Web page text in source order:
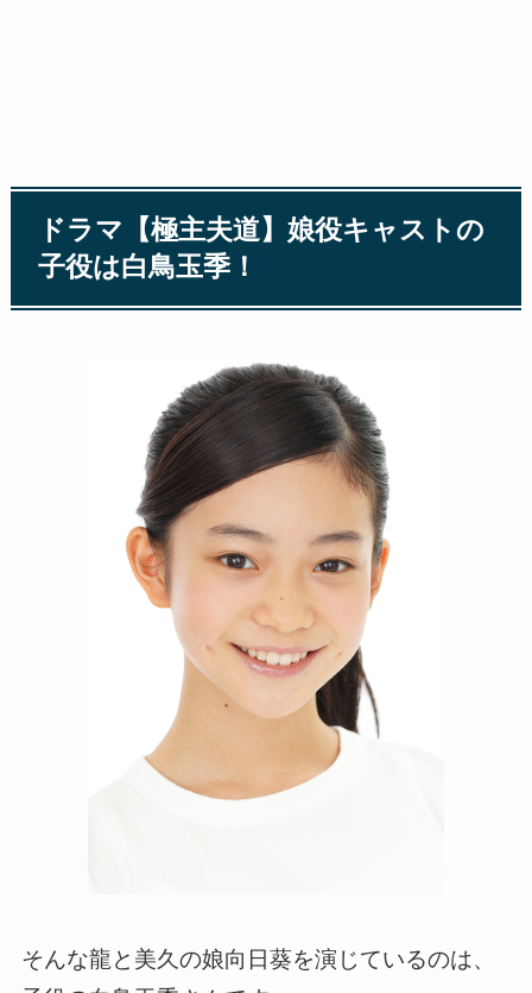
ドラマ【極主夫道】娘役キャストの
子役は白鳥玉季！
そんな龍と美久の娘向日葵を演じているのは、